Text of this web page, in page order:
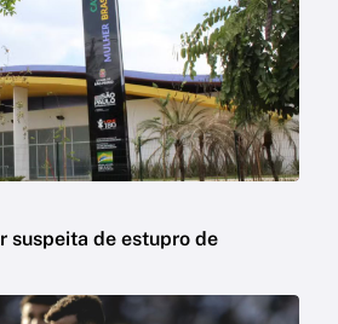
suspeita de estupro de